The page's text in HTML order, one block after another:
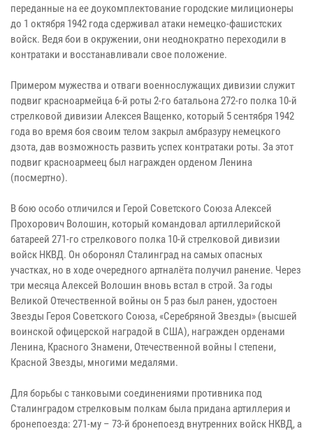
переданные на ее доукомплектование городские милиционеры
до 1 октября 1942 года сдерживал атаки немецко-фашистских
войск. Ведя бои в окружении, они неоднократно переходили в
контратаки и восстанавливали свое положение.
Примером мужества и отваги военнослужащих дивизии служит
подвиг красноармейца 6-й роты 2-го батальона 272-го полка 10-й
стрелковой дивизии Алексея Ващенко, который 5 сентября 1942
года во время боя своим телом закрыл амбразуру немецкого
дзота, дав возможность развить успех контратаки роты. За этот
подвиг красноармеец был награжден орденом Ленина
(посмертно).
В бою особо отличился и Герой Советского Союза Алексей
Прохорович Волошин, который командовал артиллерийской
батареей 271-го стрелкового полка 10-й стрелковой дивизии
войск НКВД. Он оборонял Сталинград на самых опасных
участках, но в ходе очередного артналёта получил ранение. Через
три месяца Алексей Волошин вновь встал в строй. За годы
Великой Отечественной войны он 5 раз был ранен, удостоен
Звезды Героя Советского Союза, «Серебряной Звезды» (высшей
воинской офицерской наградой в США), награжден орденами
Ленина, Красного Знамени, Отечественной войны I степени,
Красной Звезды, многими медалями.
Для борьбы с танковыми соединениями противника под
Сталинградом стрелковым полкам была придана артиллерия и
бронепоезда: 271-му – 73-й бронепоезд внутренних войск НКВД, а